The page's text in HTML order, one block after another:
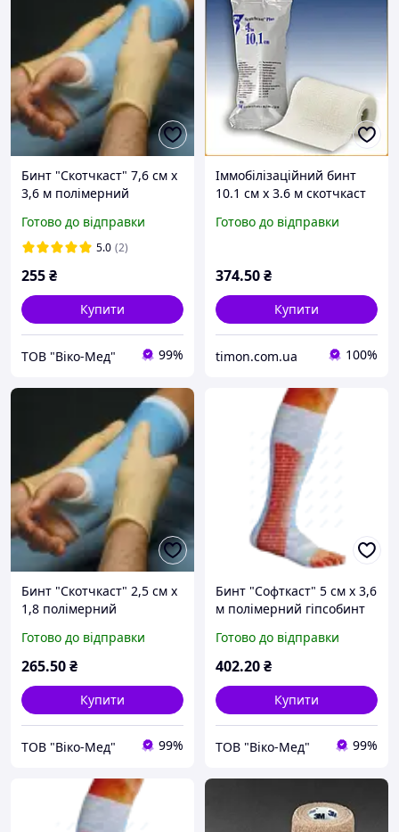
Бинт "Скотчкаст" 7,6 см х
3,6 м полімерний
Готово до відправки
5.0 (2)
255₴
Купити
ТОВ "Віко-Мед" 99%
Іммобілізаційний бинт
10.1 см х 3.6 м скотчкаст
жорсткий полімерний
Готово до відправки
374.50₴
Купити
timon.com.ua 100%
Бинт "Скотчкаст" 2,5 см х
1,8 полімерний
Готово до відправки
265.50₴
Купити
ТОВ "Віко-Мед" 99%
Бинт "Софткаст" 5 см х 3,6
м полімерний гіпсобинт
Готово до відправки
402.20₴
Купити
ТОВ "Віко-Мед" 99%